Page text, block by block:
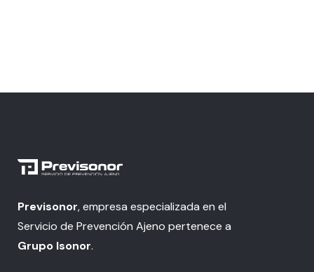
Previsonor, empresa especializada en el
Servicio de Prevención Ajeno pertenece a
Grupo Isonor.